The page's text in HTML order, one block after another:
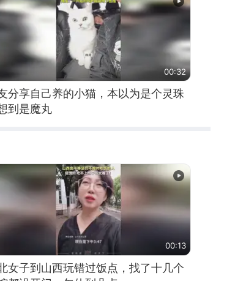
00:32
分享自己养的小猫，本以为是个灵珠
到是魔丸
00:13
女子到山西玩错过饭点，找了十几个